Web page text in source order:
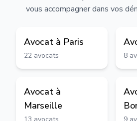
vous accompagner dans vos
Avocat à Paris
22 avocats 8
Avocat à
Marseille